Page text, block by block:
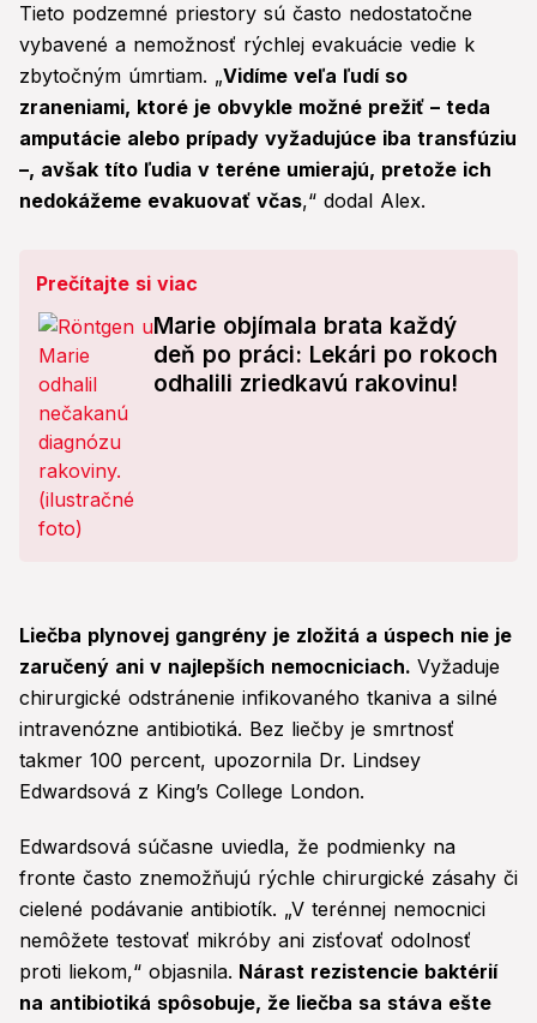
Tieto podzemné priestory sú často nedostatočne
vybavené a nemožnosť rýchlej evakuácie vedie k
zbytočným úmrtiam. „Vidíme veľa ľudí so
zraneniami, ktoré je obvykle možné prežiť – teda
amputácie alebo prípady vyžadujúce iba transfúziu
–, avšak títo ľudia v teréne umierajú, pretože ich
nedokážeme evakuovať včas,“ dodal Alex.
Prečítajte si viac
Marie objímala brata každý
deň po práci: Lekári po rokoch
odhalili zriedkavú rakovinu!
Liečba plynovej gangrény je zložitá a úspech nie je
zaručený ani v najlepších nemocniciach. Vyžaduje
chirurgické odstránenie infikovaného tkaniva a silné
intravenózne antibiotiká. Bez liečby je smrtnosť
takmer 100 percent, upozornila Dr. Lindsey
Edwardsová z King’s College London.
Edwardsová súčasne uviedla, že podmienky na
fronte často znemožňujú rýchle chirurgické zásahy či
cielené podávanie antibiotík. „V terénnej nemocnici
nemôžete testovať mikróby ani zisťovať odolnosť
proti liekom,“ objasnila. Nárast rezistencie baktérií
na antibiotiká spôsobuje, že liečba sa stáva ešte